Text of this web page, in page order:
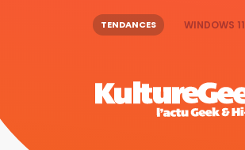
TENDANCES WINDOWS 11